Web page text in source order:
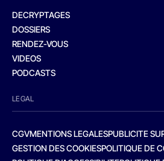
DECRYPTAGES
DOSSIERS
RENDEZ-VOUS
VIDEOS
PODCASTS
LEGAL
CGVMENTIONS LEGALESPUBLICITE
GESTION DES COOKIESPOLITIQUE DE